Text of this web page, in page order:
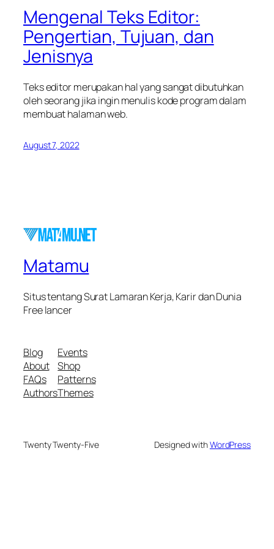
Mengenal Teks Editor:
Pengertian, Tujuan, dan
Jenisnya
Teks editor merupakan hal yang sangat dibutuhkan
oleh seorang jika ingin menulis kode program dalam
membuat halaman web.
August 7, 2022
Matamu
Situs tentang Surat Lamaran Kerja, Karir dan Dunia
Free lancer
Blog
About
FAQs
Authors
Events
Shop
Patterns
Themes
Twenty Twenty-Five Designed withWordPress